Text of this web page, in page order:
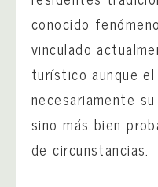
conocido
vinculado
turístico aunque
necesariamente
sino más bien
de circunstancias.